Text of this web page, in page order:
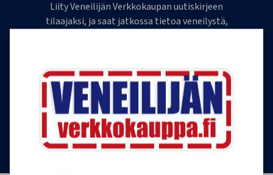
Liity Veneilijän Verkkokaupan uutiskirjeen
tilaajaksi, ja saat jatkossa tietoa veneilystä,
tilauksen milloin tahansa.
Tilaa uutiskirje